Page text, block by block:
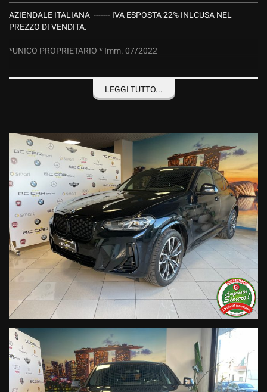
AZIENDALE ITALIANA ------- IVA ESPOSTA 22% INLCUSA NEL
PREZZO DI VENDITA.
*UNICO PROPRIETARIO * Imm. 07/2022
BMW X4 20d 190cv xdrive 48v Mild Hybrid(esente da bollo PUGLIA)
Allestimento completo MSPORT completo dei seguenti optional
addizionali:
-colorazione black sapphire metallizato,,pacchetto luci
ambient,cerchi in lega da 20" styling black,sedili sportivi pelle
vernasca ,shadow line estesa,vetri privacy,BMW live cockpit
professional,park assistant plus,ecc
CHILOMETRAGGIO GARANTITO CON RELATIVA CERTIFICAZIONE
SU CONTRATTO DI VENDITA E CRONOLOGIA TAGLIANDI
VERIFICABILI TRAMITE TELAIO IN CASA MADRE BMW.
Tagliando preconsegna incluso nel nostro prezzo di vendita.
Valutiamo PERMUTE di nostro gradimento in sede
POSSIBILITA' DI FINANZIARE L'INTERO IMPORTO CON PICCOLE
RATE MENSILI
Convenzione FIDITALIA / COMPASS /AGOS / AVVERA
PARTNER FCA
Partner AU/VW
LEGGI TUTTO...